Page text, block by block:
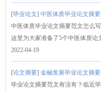
[毕业论文]中医体质毕业论文摘
中医体质毕业论文摘要范文怎么
这里为大家准备了5个中医体质论
2022-04-19
[论文摘要]金融发展毕业论文摘
毕业论文摘要范文有没有？临近